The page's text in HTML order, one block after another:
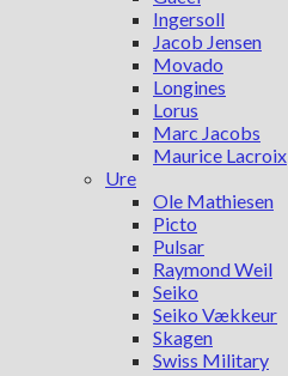
Ingersoll
Jacob Jensen
Movado
Longines
Lorus
Marc Jacobs
Maurice Lacroix
Ure
Ole Mathiesen
Picto
Pulsar
Raymond Weil
Seiko
Seiko Vækkeur
Skagen
Swiss Military